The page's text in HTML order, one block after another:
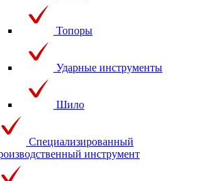
Топоры
Ударные инструменты
Шило
Специализированный
инструмент